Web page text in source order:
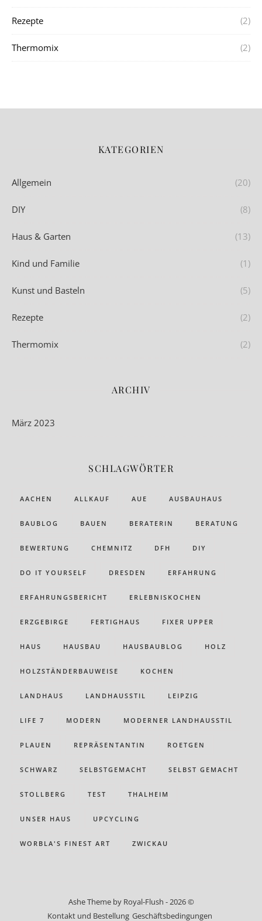
Rezepte (2)
Thermomix (2)
KATEGORIEN
Allgemein (20)
DIY (8)
Haus & Garten (13)
Kind und Familie (1)
Kunst und Basteln (5)
Rezepte (2)
Thermomix (2)
ARCHIV
März 2023
SCHLAGWÖRTER
AACHEN ALLKAUF AUE AUSBAUHAUS
BAUBLOG BAUEN BERATERIN BERATUNG
BEWERTUNG CHEMNITZ DFH DIY
DO IT YOURSELF DRESDEN ERFAHRUNG
ERFAHRUNGSBERICHT ERLEBNISKOCHEN
ERZGEBIRGE FERTIGHAUS FIXER UPPER
HAUS HAUSBAU HAUSBAUBLOG HOLZ
HOLZSTÄNDERBAUWEISE KOCHEN
LANDHAUS LANDHAUSSTIL LEIPZIG
LIFE 7 MODERN MODERNER LANDHAUSSTIL
PLAUEN REPRÄSENTANTIN ROETGEN
SCHWARZ SELBSTGEMACHT SELBST GEMACHT
STOLLBERG TEST THALHEIM
UNSER HAUS UPCYCLING
WORBLA'S FINEST ART ZWICKAU
Ashe Theme by Royal-Flush - 2026 ©
Kontakt und Bestellung Geschäftsbedingungen